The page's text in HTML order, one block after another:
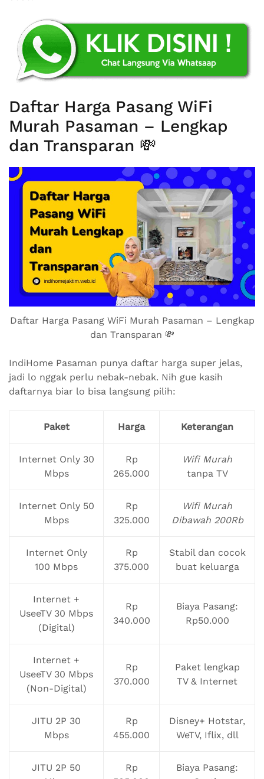
Daftar Harga Pasang WiFi
Murah Pasaman – Lengkap
dan Transparan 💸
Daftar Harga Pasang WiFi Murah Pasaman – Lengkap
dan Transparan 💸
IndiHome Pasaman punya daftar harga super jelas,
jadi lo nggak perlu nebak-nebak. Nih gue kasih
daftarnya biar lo bisa langsung pilih:
Paket Harga Keterangan
Internet Only 30
Mbps
Rp
265.000
Wifi Murah
tanpa TV
Internet Only 50
Mbps
Rp
325.000
Wifi Murah
Dibawah 200Rb
Internet Only
100 Mbps
Rp
375.000
Stabil dan cocok
buat keluarga
Internet +
UseeTV 30 Mbps
(Digital)
Rp
340.000
Biaya Pasang:
Rp50.000
Internet +
UseeTV 30 Mbps
(Non-Digital)
Rp
370.000
Paket lengkap
TV & Internet
JITU 2P 30
Mbps
Rp
455.000
Disney+ Hotstar,
WeTV, Iflix, dll
JITU 2P 50
Rp
Biaya Pasang: